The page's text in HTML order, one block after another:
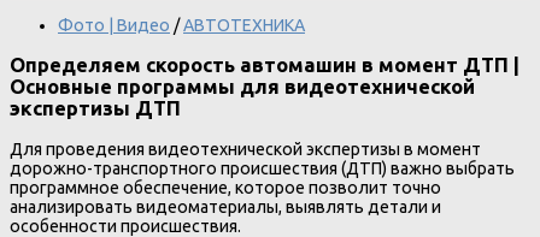
Фото | Видео /АВТОТЕХНИКА
Определяем скорость автомашин в момент ДТП |
Основные программы для видеотехнической
экспертизы ДТП
Для проведения видеотехнической экспертизы в момент
дорожно-транспортного происшествия (ДТП) важно выбрать
программное обеспечение, которое позволит точно
анализировать видеоматериалы, выявлять детали и
особенности происшествия.